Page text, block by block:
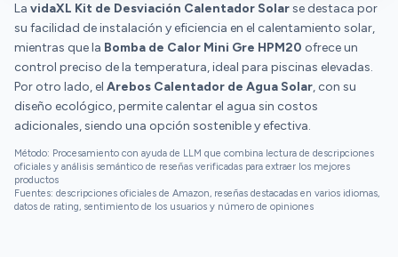
utilidad se limita exclusivamente a climas donde el
calor es necesario y donde no se requiere enfriar el
agua en pleno verano. La bomba utiliza gas R32, en
cual desde un punto de vista ambiental, tiene un
impacto nulo sobre la capa de ozono. Este modelo
permite programar su temperatura para que la
piscina esté a la temperatura deseada. Para su
funcionamiento necesitas tener encendida la bomba
de filtrado. En mi caso, le puse una válvula para
reducir el caudal de agua 💦 para que el
calentamiento del agua sea más eficiente. 🔻Lo malo
La vidaXL Kit de Desviación Calentador Solarse destaca por
su facilidad de instalación y eficiencia en el calentamiento solar,
mientras que la Bomba de Calor Mini Gre HPM20 ofrece un
control preciso de la temperatura, ideal para piscinas elevadas.
Por otro lado, el Arebos Calentador de Agua Solar, con su
diseño ecológico, permite calentar el agua sin costos
adicionales, siendo una opción sostenible y efectiva.
Método: Procesamiento con ayuda de LLM que combina lectura de descripciones
oficiales y análisis semántico de reseñas verificadas para extraer los mejores
productos
Fuentes: descripciones oficiales de Amazon, reseñas destacadas en varios idiomas,
datos de rating, sentimiento de los usuarios y número de opiniones